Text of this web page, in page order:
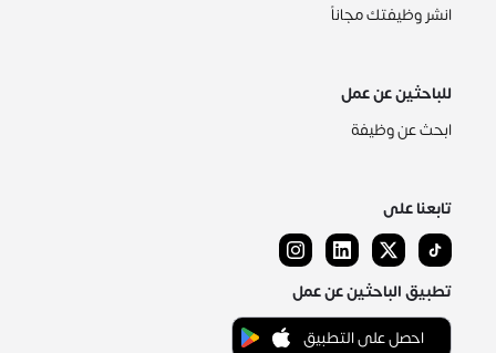
انشر وظيفتك مجاناً
للباحثين عن عمل
ابحث عن وظيفة
تابعنا على
تطبيق الباحثين عن عمل
احصل على التطبيق